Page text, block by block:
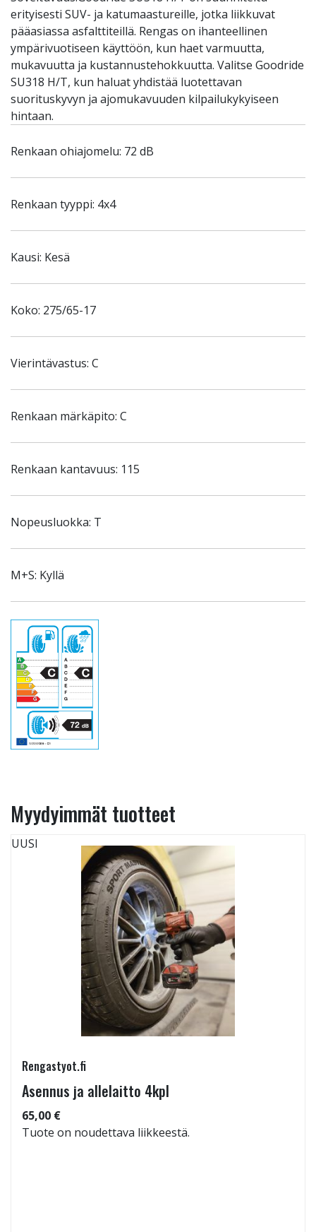
erityisesti SUV- ja katumaastureille, jotka liikkuvat
pääasiassa asfalttiteillä. Rengas on ihanteellinen
ympärivuotiseen käyttöön, kun haet varmuutta,
mukavuutta ja kustannustehokkuutta. Valitse Goodride
SU318 H/T, kun haluat yhdistää luotettavan
suorituskyvyn ja ajomukavuuden kilpailukykyiseen
hintaan.
Renkaan ohiajomelu: 72 dB
Renkaan tyyppi: 4x4
Kausi: Kesä
Koko: 275/65-17
Vierintävastus: C
Renkaan märkäpito: C
Renkaan kantavuus: 115
Nopeusluokka: T
M+S: Kyllä
Myydyimmät tuotteet
UUSI
Rengastyot.fi
Asennus ja allelaitto 4kpl
65,00 €
Tuote on noudettava liikkeestä.